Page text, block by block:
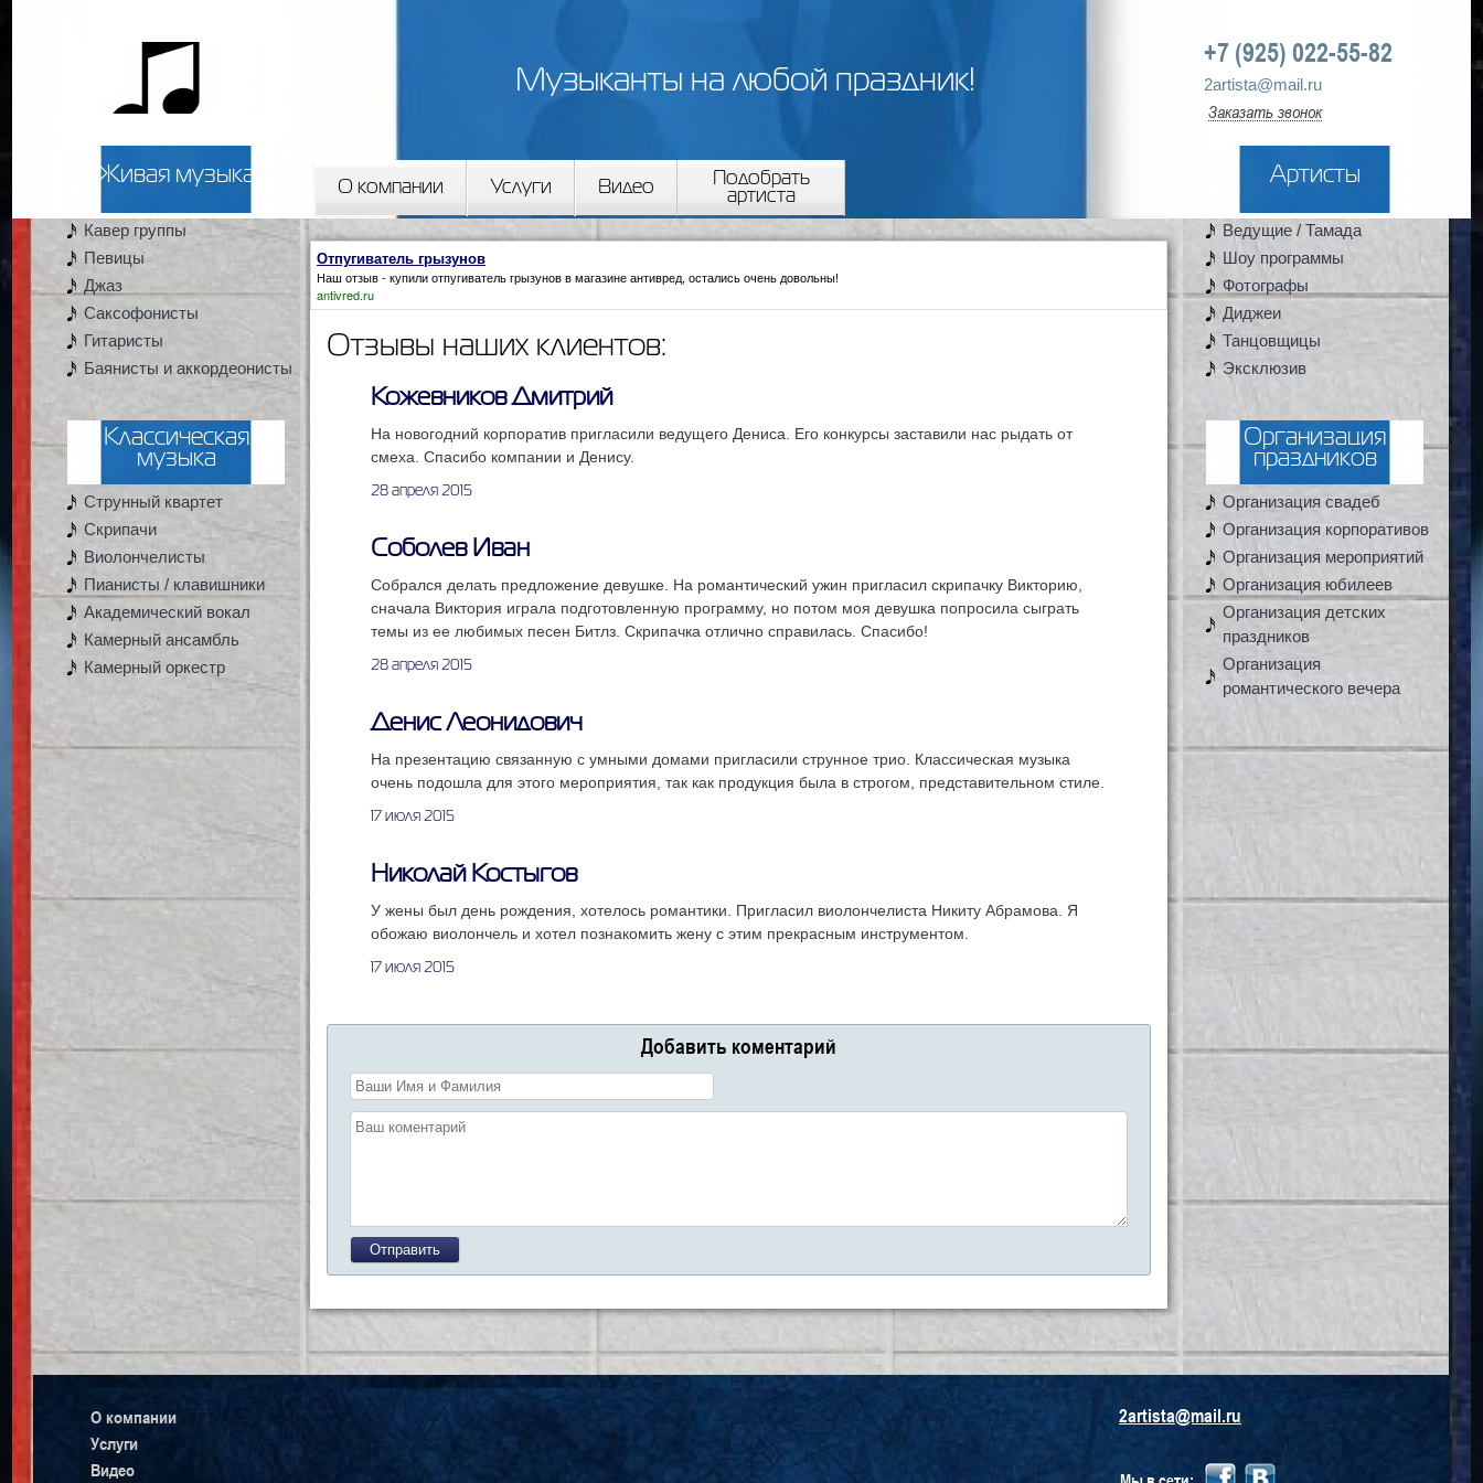
Музыканты на любой праздник!
+7 (925) 022-55-82
2artista@mail.ru
Заказать звонок
О компании Услуги Видео
Подобрать
артиста
Вы здесь
Живая музыка
Кавер группы
Певицы
Джаз
Саксофонисты
Гитаристы
Баянисты и аккордеонисты
Классическая
музыка
Струнный квартет
Скрипачи
Виолончелисты
Пианисты / клавишники
Академический вокал
Камерный ансамбль
Камерный оркестр
Отпугиватель грызунов
Наш отзыв - купилиотпугиватель грызуновв магазине антивред, остались очень довольны!
antivred.ru
Отзывы наших клиентов:
Кожевников Дмитрий
На новогодний корпоратив пригласили ведущего Дениса. Его конкурсы заставили нас рыдать от
смеха. Спасибо компании и Денису.
28 апреля 2015
Соболев Иван
Собрался делать предложение девушке. На романтический ужин пригласил скрипачку Викторию,
сначала Виктория играла подготовленную программу, но потом моя девушка попросила сыграть
темы из ее любимых песен Битлз. Скрипачка отлично справилась. Спасибо!
28 апреля 2015
Денис Леонидович
На презентацию связанную с умными домами пригласили струнное трио. Классическая музыка
очень подошла для этого мероприятия, так как продукция была в строгом, представительном стиле.
17 июля 2015
Николай Костыгов
У жены был день рождения, хотелось романтики. Пригласил виолончелиста Никиту Абрамова. Я
обожаю виолончель и хотел познакомить жену с этим прекрасным инструментом.
17 июля 2015
Артисты
Ведущие / Тамада
Шоу программы
Фотографы
Диджеи
Танцовщицы
Эксклюзив
Организация
праздников
Организация свадеб
Организация корпоративов
Организация мероприятий
Организация юбилеев
Организация детских
праздников
Организация
романтического вечера
О компании
Услуги
Видео
2artista@mail.ru